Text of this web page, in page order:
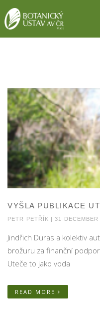
VYŠLA PUBLIKACE
PETR PETŘÍK | 31 DECEMBER
Jindřich Duras a kolektiv
brožuru za finanční
Uteče to jako voda
READ MORE